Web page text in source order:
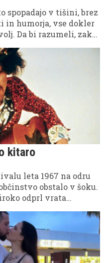
spopadajo v tišini, brez
in humorja, vse dokler
Da bi razumeli, zakaj
resnice, ki jih
kitaro
leta 1967 na odru
obstalo v šoku.
odprl vrata